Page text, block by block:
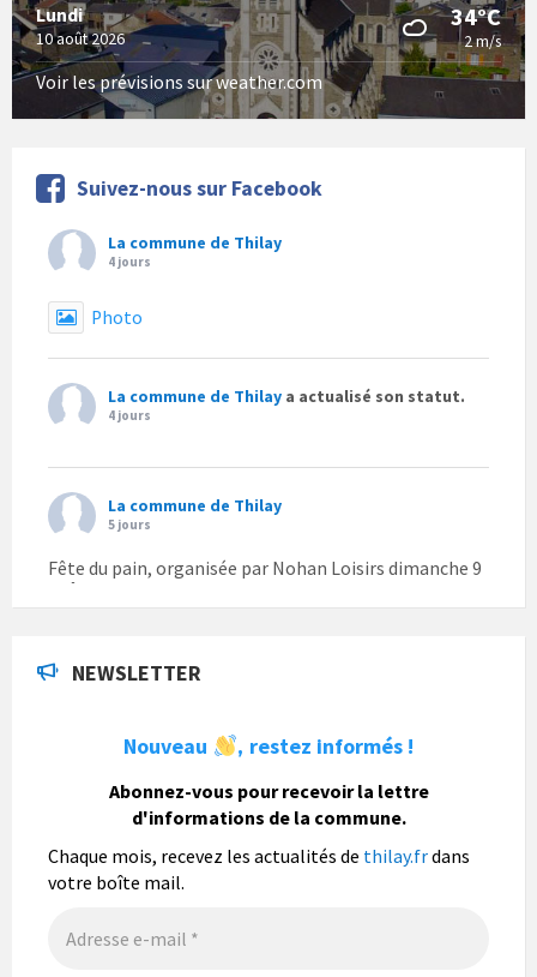
Lundi
10 août 2026
34°C
2 m/s
Voir les prévisions sur weather.com
Suivez-nous sur Facebook
La commune de Thilay
4 jours
Photo
La commune de Thilay a actualisé son statut.
4 jours
La commune de Thilay
5 jours
Fête du pain, organisée par Nohan Loisirs dimanche 9
août.
population mais également les visiteurs à son
bulletin municipal annuel en organisant un concours
photo gratuit OUVERT À TOUS.
Vous pouvez envoyer vos photo...Lire la suite
NEWSLETTER
Nouveau , restez informés !
Abonnez-vous pour recevoir la lettre
d'informations de la commune.
Chaque mois, recevez les actualités de thilay.frdans
votre boîte mail.